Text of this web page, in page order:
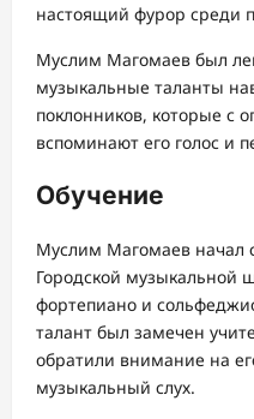
настоящий фурор среди
Муслим Магомаев был
музыкальные таланты
поклонников, которые с
вспоминают его голос и
Обучение
Муслим Магомаев начал
Городской музыкальной
фортепиано и
талант был замечен
обратили внимание на
музыкальный слух.